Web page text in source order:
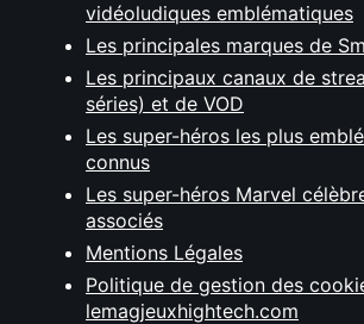
vidéoludiques emblématiques
Les principales marques de
Les principaux canaux de
séries) et de VOD
Les super-héros les plus
connus
Les super-héros Marvel
associés
Mentions Légales
Politique de gestion des
lemagjeuxhightech.com